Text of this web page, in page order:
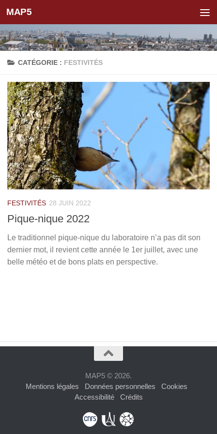
Skip to content
MAP5
CATÉGORIE : FESTIVITÉS
FESTIVITÉS 28 JUIN 2022
Pique-nique 2022
Le traditionnel pique-nique du laboratoire n’a pas dit son
dernier mot, il revient cette année le 1er juillet, avec une
belle météo et de bons plats en perspective.
MAP5 © 2026.
Mentions légales
Données personnelles
Cookies
Accessibilité
Crédits